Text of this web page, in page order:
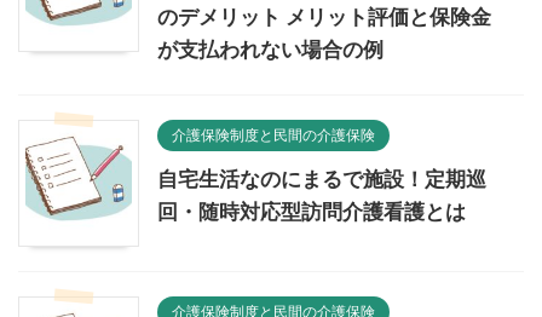
のデメリット メリット評価と保険金
が支払われない場合の例
介護保険制度と民間の介護保険
自宅生活なのにまるで施設！定期巡
回・随時対応型訪問介護看護とは
介護保険制度と民間の介護保険